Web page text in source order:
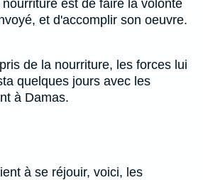
est de faire la volonté
et d'accomplir son oeuvre.
de la nourriture, les forces lui
quelques jours avec les
à Damas.
à se réjouir, voici, les